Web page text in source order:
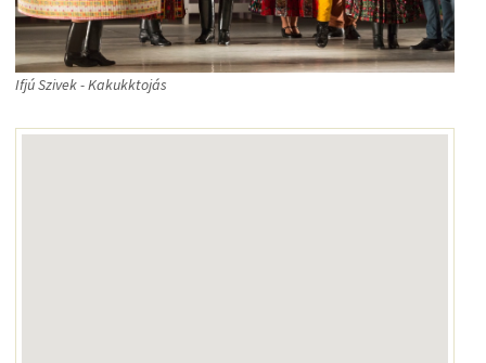
Ifjú Szivek - Kakukktojás